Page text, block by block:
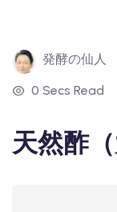
発酵の仙人
0 Secs Read
天然酢（